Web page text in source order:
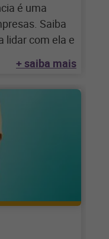
é uma
Saiba
lidar com ela e
+ saiba mais